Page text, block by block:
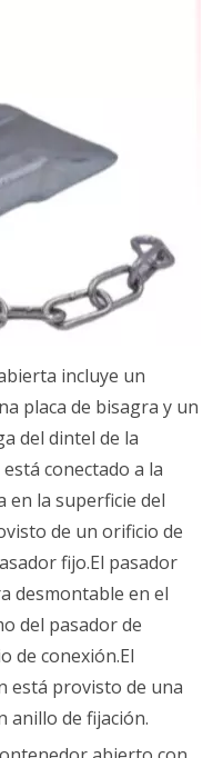
incluye un
placa de bisagra y un
del dintel de la
conectado a la
en la superficie del
de un orificio de
fijo.El pasador
desmontable en el
del pasador de
de conexión.El
está provisto de una
anillo de fijación.